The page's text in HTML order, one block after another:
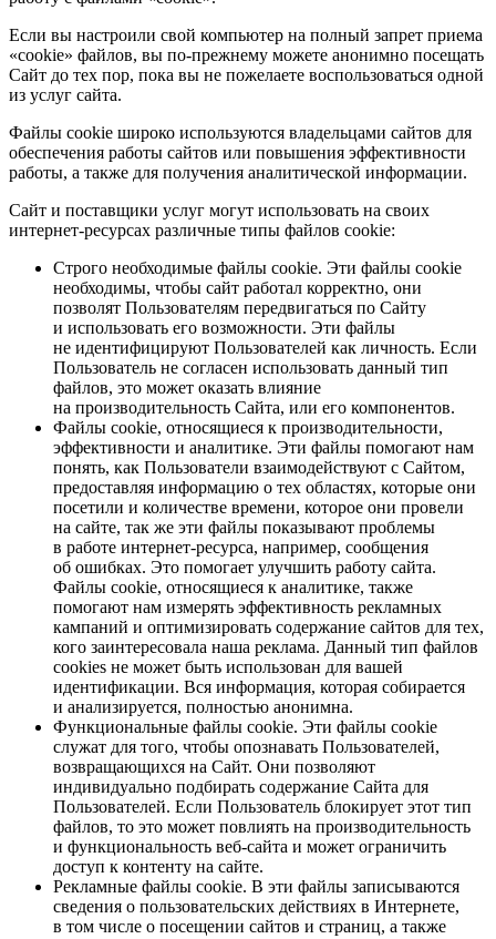
Если вы настроили свой компьютер на полный запрет приема
«cookie» файлов, вы по-прежнему можете анонимно посещать
Сайт до тех пор, пока вы не пожелаете воспользоваться одной
из услуг сайта.
Файлы cookie широко используются владельцами сайтов для
обеспечения работы сайтов или повышения эффективности
работы, а также для получения аналитической информации.
Сайт и поставщики услуг могут использовать на своих
интернет-ресурсах различные типы файлов cookie:
Строго необходимые файлы cookie. Эти файлы cookie
необходимы, чтобы сайт работал корректно, они
позволят Пользователям передвигаться по Сайту
и использовать его возможности. Эти файлы
не идентифицируют Пользователей как личность. Если
Пользователь не согласен использовать данный тип
файлов, это может оказать влияние
на производительность Сайта, или его компонентов.
Файлы cookie, относящиеся к производительности,
эффективности и аналитике. Эти файлы помогают нам
понять, как Пользователи взаимодействуют с Сайтом,
предоставляя информацию о тех областях, которые они
посетили и количестве времени, которое они провели
на сайте, так же эти файлы показывают проблемы
в работе интернет-ресурса, например, сообщения
об ошибках. Это помогает улучшить работу сайта.
Файлы cookie, относящиеся к аналитике, также
помогают нам измерять эффективность рекламных
кампаний и оптимизировать содержание сайтов для тех,
кого заинтересовала наша реклама. Данный тип файлов
cookies не может быть использован для вашей
идентификации. Вся информация, которая собирается
и анализируется, полностью анонимна.
Функциональные файлы cookie. Эти файлы cookie
служат для того, чтобы опознавать Пользователей,
возвращающихся на Сайт. Они позволяют
индивидуально подбирать содержание Сайта для
Пользователей. Если Пользователь блокирует этот тип
файлов, то это может повлиять на производительность
и функциональность веб-сайта и может ограничить
доступ к контенту на сайте.
Рекламные файлы cookie. В эти файлы записываются
сведения о пользовательских действиях в Интернете,
в том числе о посещении сайтов и страниц, а также